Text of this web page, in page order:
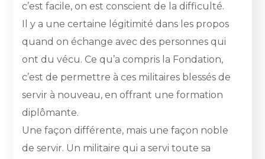
c’est facile, on est conscient de la difficulté.
Il y a une certaine légitimité dans les propos
quand on échange avec des personnes qui
ont du vécu. Ce qu’a compris la Fondation,
c’est de permettre à ces militaires blessés de
servir à nouveau, en offrant une formation
diplômante.
Une façon différente, mais une façon noble
de servir. Un militaire qui a servi toute sa